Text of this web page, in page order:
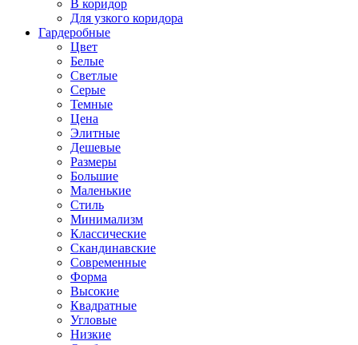
В коридор
Для узкого коридора
Гардеробные
Цвет
Белые
Светлые
Серые
Темные
Цена
Элитные
Дешевые
Размеры
Большие
Маленькие
Стиль
Минимализм
Классические
Скандинавские
Современные
Форма
Высокие
Квадратные
Угловые
Низкие